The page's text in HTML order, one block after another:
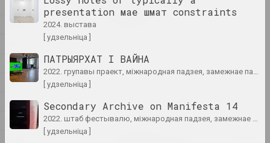
1995
1994
1992
1991
1990
1989
constraints
2024. выстава
2024. выстава
2024. выстава
presentation мае шмат constraints
2024. выстава
[ удзельніца ]
ПАТРЫЯРХАТ І ВАЙНА
2022. групавы праект, міжнародная падзея, замежнае падзея
[ удзельніца ]
Secondary Archive on Manifesta 14
2022. штаб фестывалю, міжнародная падзея, замежнае падзея
[ удзельніца ]